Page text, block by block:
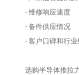
- 维修响应速度
- 备件供应情况
- 客户口碑和行业
选购半导体推拉